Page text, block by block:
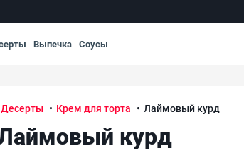
Выпечка Соусы
Десерты Крем для торта Лаймовый курд
курд